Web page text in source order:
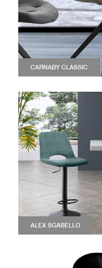
CARNABY CLASSIC
ALEX SGABELLO